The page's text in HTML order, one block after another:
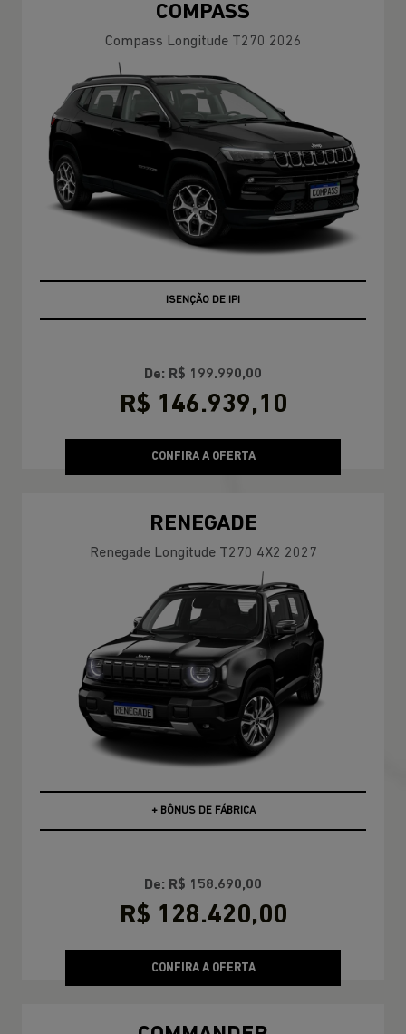
COMPASS
Compass Longitude T270 2026
+ BÔNUS DE FÁBRICA
De: R$ 199.990,00
R$ 146.939,10
CONFIRA A OFERTA
RENEGADE
Renegade Longitude T270 4X2 2027
PCD
De: R$ 158.690,00
R$ 128.420,00
CONFIRA A OFERTA